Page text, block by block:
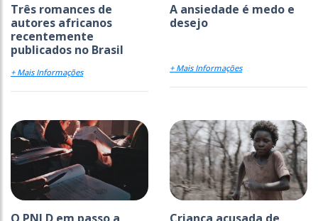
Três romances de
autores africanos
recentemente
publicados no Brasil
+ Mais Informações
A ansiedade é medo e
desejo
+ Mais Informações